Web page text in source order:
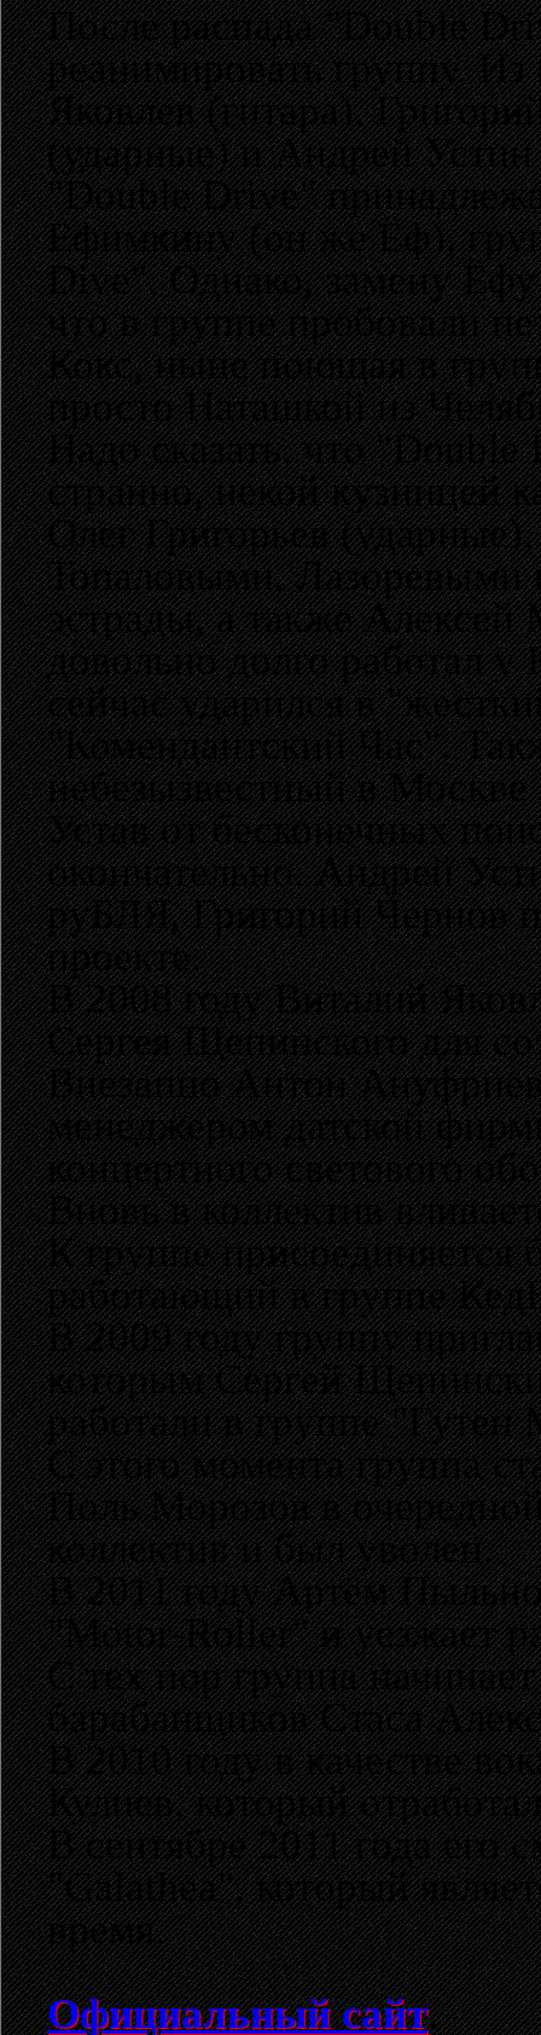
После распада "Double
реанимировать группу.
Яковлев (гитара),
(ударные) и Андрей Устин
"Double Drive"
Ефимкину (он же Ёф),
Dive". Однако, замену Ёфу
что в группе пробовали
Кокс, ныне поющая в
просто Наташкой из
Надо сказать, что
странно, некой кузницей
Олег Григорьев
Топаловыми, Лазоревыми
эстрады, а также
довольно долго работал
сейчас ударился в
"Комендантский Час".
небезызвестный в
Устав от бесконечных
окончательно. Андрей
руБЛЯ, Григорий Чернов
проекте.
В 2008 году Виталий
Сергея Щепинского для
Внезапно Антон
менеджером датской
концертного светового
Вновь в коллектив
К группе
работающий в группе
В 2009 году группу
которым Сергей
работали в группе "Гутен
C этого момента группа
Поль Морозов в
коллектив и был уволен.
В 2011 году Артём
"Motor-Roller" и уезжает
C тех пор группа
барабанщиков Стаса
В 2010 году в качестве
Кулиев, который
В сентябре 2011 года
"Galathea", который
время.
Официальный сайт.